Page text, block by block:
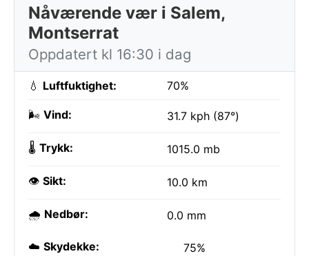
Nåværende vær i Salem,
Montserrat
Oppdatert kl 16:30 i dag
💧 Luftfuktighet: 70%
🌬️ Vind: 31.7 kph (87°)
🌡️ Trykk: 1015.0 mb
👁️ Sikt: 10.0 km
🌧️ Nedbør: 0.0 mm
☁️ Skydekke: 75%